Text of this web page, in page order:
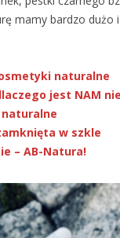
mamy bardzo dużo
naturalne
jest NAM
w szkle
– AB-Natura!